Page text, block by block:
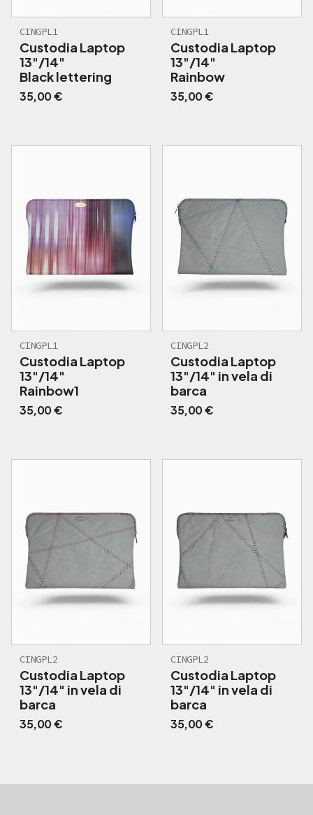
CINGPL1
Custodia Laptop
13"/14"
Black lettering
35,00€
CINGPL1
Custodia Laptop
13"/14"
Rainbow
35,00€
CINGPL1
Custodia Laptop
13"/14"
Rainbow1
35,00€
CINGPL2
Custodia Laptop
13"/14" in vela di
barca
35,00€
CINGPL2
Custodia Laptop
13"/14" in vela di
barca
35,00€
CINGPL2
Custodia Laptop
13"/14" in vela di
barca
35,00€